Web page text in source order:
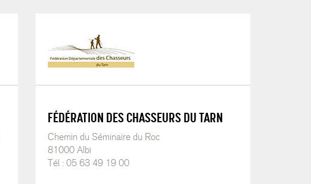
FÉDÉRATION DES CHASSEURS DU TARN
Chemin du Séminaire du Roc
81000 Albi
Tél : 05 63 49 19 00